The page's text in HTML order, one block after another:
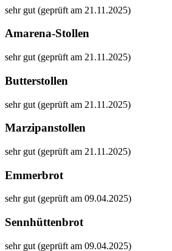
sehr gut (geprüft am 21.11.2025)
Amarena-Stollen
sehr gut (geprüft am 21.11.2025)
Butterstollen
sehr gut (geprüft am 21.11.2025)
Marzipanstollen
sehr gut (geprüft am 21.11.2025)
Emmerbrot
sehr gut (geprüft am 09.04.2025)
Sennhüttenbrot
sehr gut (geprüft am 09.04.2025)